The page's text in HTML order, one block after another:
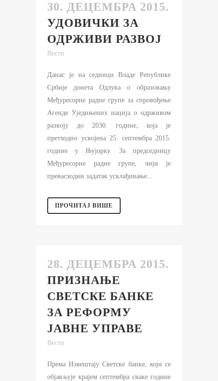
30. ДЕЦЕМБРА 2015.
УДОВИЧКИ ЗА
ОДРЖИВИ РАЗВОЈ
Вести
Данас је на седници Владе Републике
Србије донета Одлука о образовању
Међуресорне радне групе за спровођење
Агенде Уједињених нација о одрживом
развоју до 2030. године, која је
претходно усвојена 25. септембра 2015.
године у Њујорку. За председницу
Међуресорне радне групе, чији је
превасходни задатак усклађивање...
ПРОЧИТАЈ ВИШЕ
28. ДЕЦЕМБРА 2015.
ПРИЗНАЊЕ
СВЕТСКЕ БАНКЕ
ЗА РЕФОРМУ
ЈАВНЕ УПРАВЕ
Вести
Према Извештају Светске банке, који се
објављује крајем септембра сваке године